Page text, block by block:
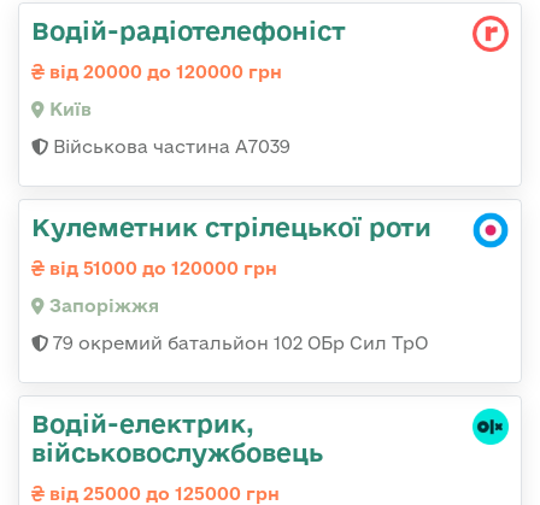
Водій-радіотелефоніст
від 20000 до 120000 грн
Київ
Військова частина А7039
Кулеметник стрілецької роти
від 51000 до 120000 грн
Запоріжжя
79 окремий батальйон 102 ОБр Сил ТрО
Водій-електрик,
військовослужбовець
від 25000 до 125000 грн